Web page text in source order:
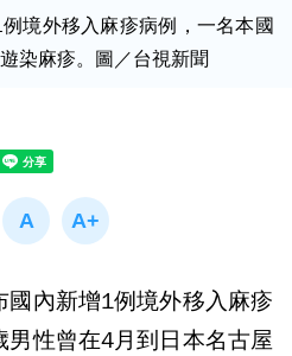
境外移入麻疹病例，一名本國
染麻疹。圖／台視新聞
內新增1例境外移入麻疹
性曾在4月到日本名古屋